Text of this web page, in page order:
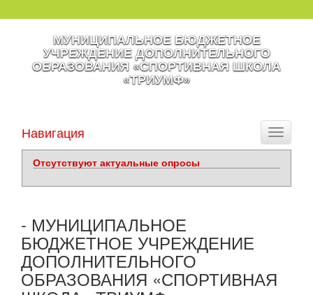
МУНИЦИПАЛЬНОЕ БЮДЖЕТНОЕ
УЧРЕЖДЕНИЕ ДОПОЛНИТЕЛЬНОГО
ОБРАЗОВАНИЯ «СПОРТИВНАЯ ШКОЛА
«ТРИУМФ»
Toggle
Навигация
Отсутствуют актуальные опросы
- МУНИЦИПАЛЬНОЕ
БЮДЖЕТНОЕ УЧРЕЖДЕНИЕ
ДОПОЛНИТЕЛЬНОГО
ОБРАЗОВАНИЯ «СПОРТИВНАЯ